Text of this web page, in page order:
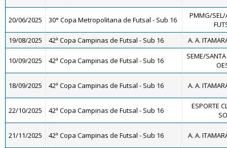
20/06/2025 30° Copa Metropolitana de Futsal - Sub 16
PMMG/
19/08/2025
42ª Copa Campinas de Futsal - Sub 16 A. A.
10/09/2025 42ª Copa Campinas de Futsal - Sub 16
SEME/
18/09/2025 42ª Copa Campinas de Futsal - Sub 16 A. A.
22/10/2025 42ª Copa Campinas de Futsal - Sub 16
ESPORTE
21/11/2025 42ª Copa Campinas de Futsal - Sub 16 A. A.